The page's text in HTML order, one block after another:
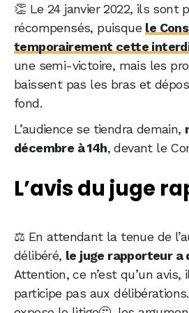
👏 Le 24 janvier 2022, ils sont
récompensés, puisque le
temporairement cette
une semi-victoire, mais les
baissent pas les bras et
fond.
L’audience se tiendra demain,
décembre à 14h, devant le
L’avis du juge
⚖️ En attendant la tenue de
délibéré, le juge rapporteur a
Attention, ce n’est qu’un avis,
participe pas aux